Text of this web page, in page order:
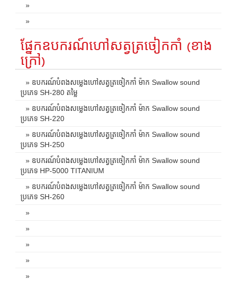
»
»
ផ្នែកឧបករណ៍ហៅសត្វត្រចៀកកាំ (ខាង
ក្រៅ)
» ឧបករណ៍បំពងសម្លេងហៅសត្វត្រចៀកកាំ ម៉ាក Swallow sound
ប្រភេទ SH-280 តម្លៃ
» ឧបករណ៍បំពងសម្លេងហៅសត្វត្រចៀកកាំ ម៉ាក Swallow sound
ប្រភេទ SH-220
» ឧបករណ៍បំពងសម្លេងហៅសត្វត្រចៀកកាំ ម៉ាក Swallow sound
ប្រភេទ SH-250
» ឧបករណ៍បំពងសម្លេងហៅសត្វត្រចៀកកាំ ម៉ាក Swallow sound
ប្រភេទ HP-5000 TITANIUM
» ឧបករណ៍បំពងសម្លេងហៅសត្វត្រចៀកកាំ ម៉ាក Swallow sound
ប្រភេទ SH-260
»
»
»
»
»